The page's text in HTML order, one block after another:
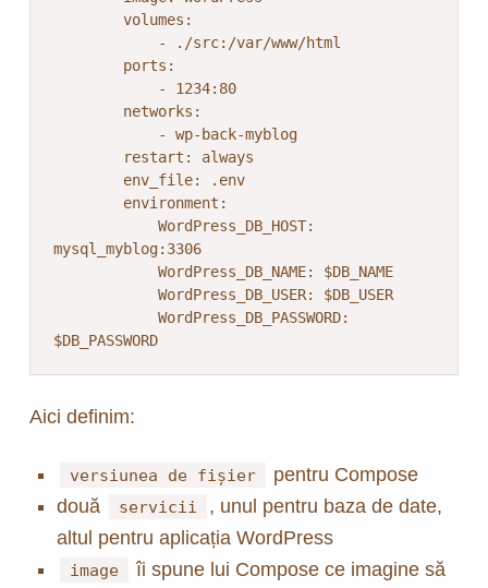
mysql_myblog:3306
$DB_PASSWORD
Aici definim:
versiunea de fișier
pentru Compose
două
servicii
, unul pentru baza de date,
altul pentru aplicația WordPress
image
îi spune lui Compose ce imagine să